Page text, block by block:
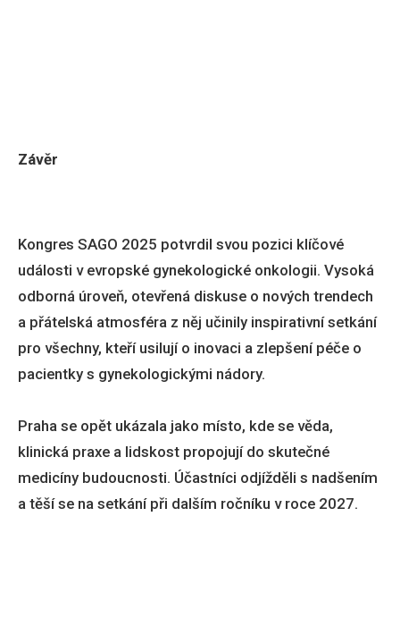
Závěr
Kongres SAGO 2025 potvrdil svou pozici klíčové
události v evropské gynekologické onkologii. Vysoká
odborná úroveň, otevřená diskuse o nových trendech
a přátelská atmosféra z něj učinily inspirativní setkání
pro všechny, kteří usilují o inovaci a zlepšení péče o
pacientky s gynekologickými nádory.
Praha se opět ukázala jako místo, kde se věda,
klinická praxe a lidskost propojují do skutečné
medicíny budoucnosti. Účastníci odjížděli s nadšením
a těší se na setkání při dalším ročníku v roce 2027.